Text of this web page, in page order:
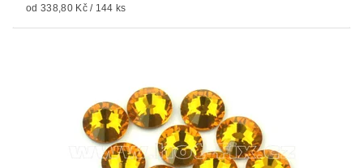
od 338,80 Kč / 144 ks